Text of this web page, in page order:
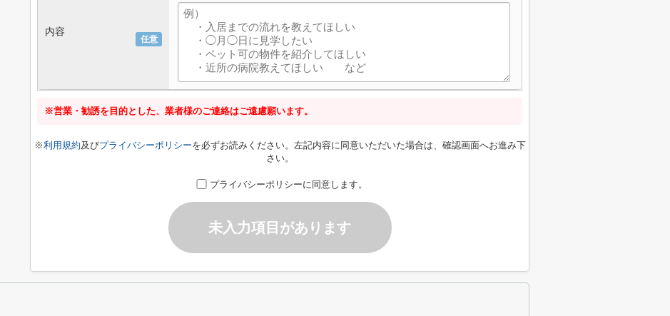
任意
内容
※営業・勧誘を目的とした、業者様のご連絡はご遠慮願います。
※利用規約及びプライバシーポリシーを必ずお読みください。左記内容に同意いただいた場合は、確認画面へお進み下
さい。
プライバシーポリシーに同意します。
未入力項目があります